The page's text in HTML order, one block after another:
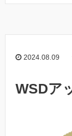
2024.08.09
WSDア